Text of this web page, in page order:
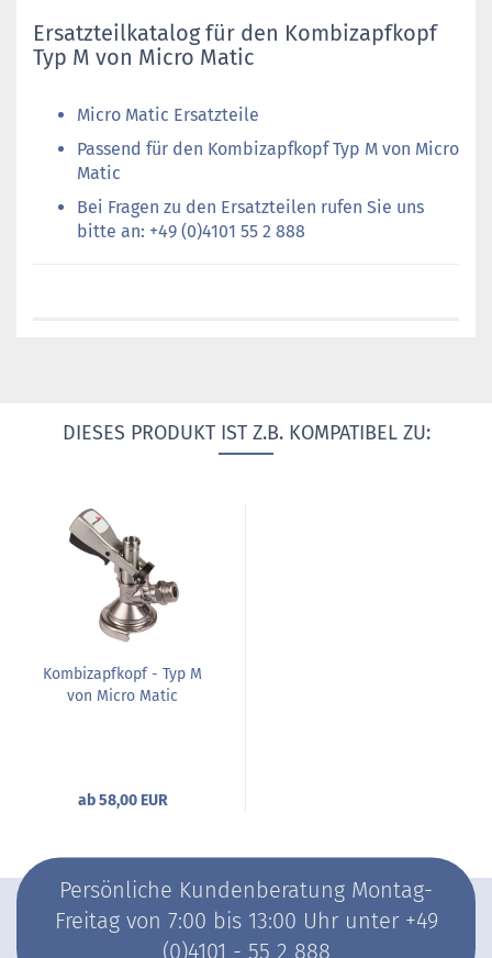
Ersatzteilkatalog für den Kombizapfkopf
Typ M von Micro Matic
Micro Matic Ersatzteile
Passend für den Kombizapfkopf Typ M von Micro
Matic
Bei Fragen zu den Ersatzteilen rufen Sie uns
bitte an: +49 (0)4101 55 2 888
DIESES PRODUKT IST Z.B. KOMPATIBEL ZU:
Kombizapfkopf - Typ M
von Micro Matic
ab 58,00 EUR
Persönliche Kundenberatung Montag-
Freitag von 7:00 bis 13:00 Uhr unter +49
(0)4101 - 55 2 888